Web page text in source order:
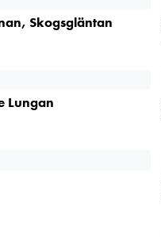
Skogsgläntan
Lungan